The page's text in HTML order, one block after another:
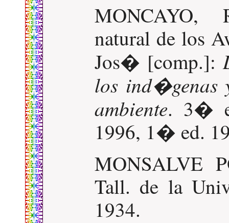
MONCAYO,
natural de los
Jos� [comp.]:
los ind�genas
ambiente. 3�
1996, 1� ed.
MONSALVE
Tall. de la
1934.